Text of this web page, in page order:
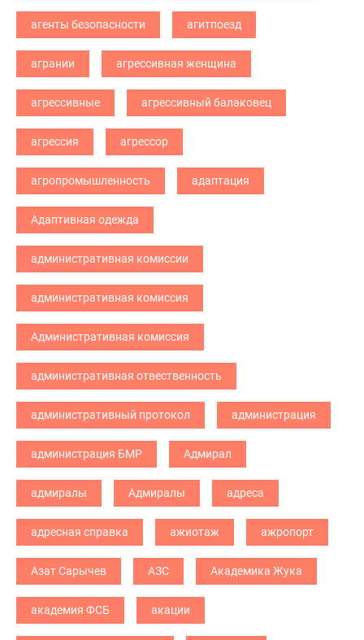
агенты безопасности агитпоезд
агрании агрессивная женщина
агрессивные агрессивный балаковец
агрессия агрессор
агропромышленность адаптация
Адаптивная одежда
административная комиссии
административная комиссия
Административная комиссия
административная отвественность
административный протокол администрация
администрация БМР Адмирал
адмиралы Адмиралы адреса
адресная справка ажиотаж ажропорт
Азат Сарычев АЗС Академика Жука
академия ФСБ акации